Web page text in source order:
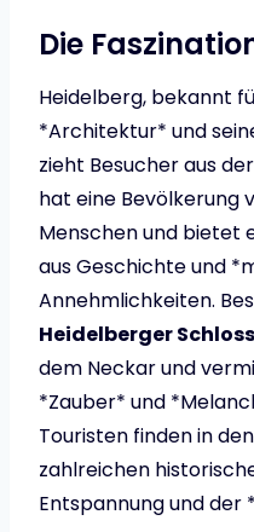
Die
Heidelberg, bekannt
*Architektur* und
zieht Besucher aus
hat eine Bevölkerung
Menschen und bietet
aus Geschichte und
Annehmlichkeiten.
Heidelberger Schloss
dem Neckar und
*Zauber* und
Touristen finden in
zahlreichen
Entspannung und der